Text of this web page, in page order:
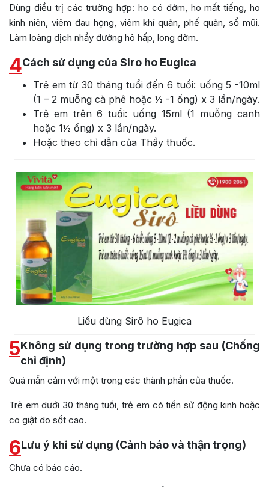
Dùng điều trị các trường hợp: ho có đờm, ho mất tiếng, ho
kinh niên, viêm đau họng, viêm khí quản, phế quản, sổ mũi.
Làm loãng dịch nhầy đường hô hấp, long đờm.
4Cách sử dụng của Siro ho Eugica
Trẻ em từ 30 tháng tuổi đến 6 tuổi: uống 5 -10ml
(1 – 2 muỗng cà phê hoặc ½ -1 ống) x 3 lần/ngày.
Trẻ em trên 6 tuổi: uống 15ml (1 muỗng canh
hoặc 1½ ống) x 3 lần/ngày.
Hoặc theo chỉ dẫn của Thầy thuốc.
Liều dùng Sirô ho Eugica
5Không sử dụng trong trường hợp sau (Chống
chỉ định)
Quá mẫn cảm với một trong các thành phần của thuốc.
Trẻ em dưới 30 tháng tuổi, trẻ em có tiền sử động kinh hoặc
co giật do sốt cao.
6Lưu ý khi sử dụng (Cảnh báo và thận trọng)
Chưa có báo cáo.